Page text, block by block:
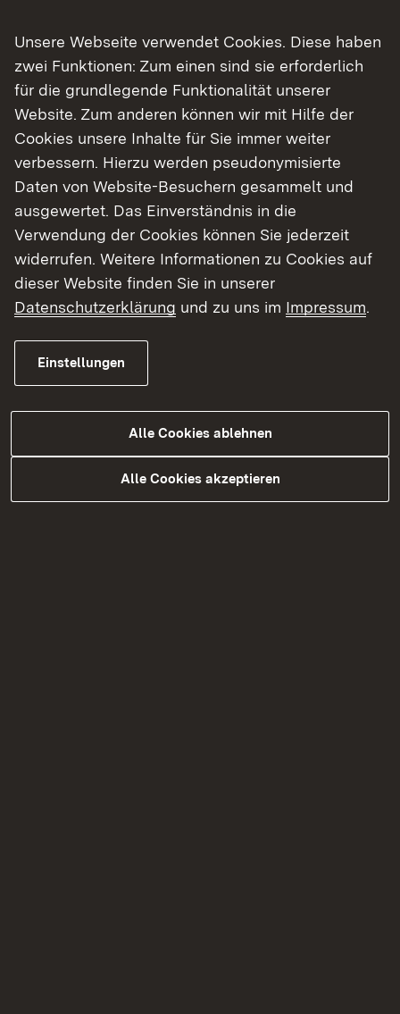
Show larger version for: Show larger version for:
Show larger version for: Show larger version for:
Show larger version for:
Unsere Webseite verwendet Cookies. Diese haben
zwei Funktionen: Zum einen sind sie erforderlich
für die grundlegende Funktionalität unserer
Website. Zum anderen können wir mit Hilfe der
Cookies unsere Inhalte für Sie immer weiter
verbessern. Hierzu werden pseudonymisierte
Daten von Website-Besuchern gesammelt und
ausgewertet. Das Einverständnis in die
Verwendung der Cookies können Sie jederzeit
widerrufen. Weitere Informationen zu Cookies auf
dieser Website finden Sie in unserer
Datenschutzerklärung und zu uns im Impressum.
Einstellungen
Alle Cookies ablehnen
Alle Cookies akzeptieren